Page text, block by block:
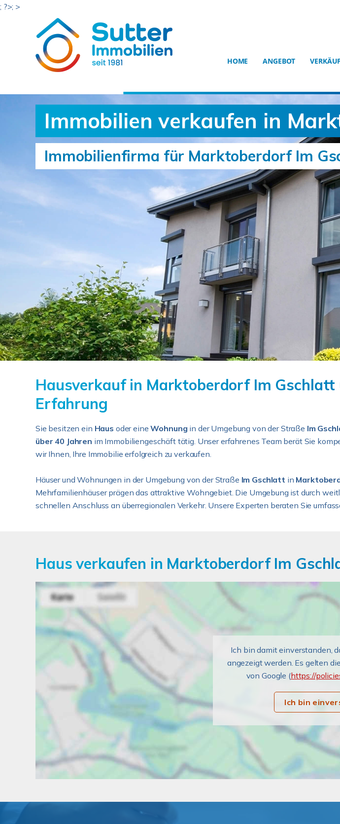
; ?>; >
HOME ANGEBOT
Immobilien verkaufen in
Immobilienfirma für Marktoberdorf Im
Hausverkauf in Marktoberdorf Im Gschlatt
Erfahrung
Sie besitzen ein Haus oder eineWohnung in der Umgebung von der Straße Im
über 40 Jahren im Immobiliengeschäft tätig. Unser erfahrenes Team berät Sie
wir Ihnen, Ihre Immobilie erfolgreich zu verkaufen.
Häuser und Wohnungen in der Umgebung von der Straße Im Gschlatt in
Mehrfamilienhäuser prägen das attraktive Wohngebiet. Die Umgebung ist durch
schnellen Anschluss an überregionalen Verkehr. Unsere Experten beraten Sie
Haus verkaufen in Marktoberdorf Im
Ich bin damit einverstanden,
angezeigt werden. Es gelten
von Google (https://
Ich bin